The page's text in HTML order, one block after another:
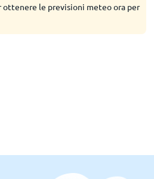
ottenere le previsioni meteo ora per